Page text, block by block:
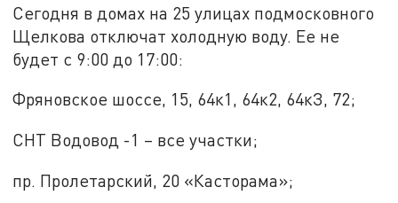
Сегодня в домах на 25 улицах подмосковного
Щелкова отключат холодную воду. Ее не
будет с 9:00 до 17:00:
Фряновское шоссе, 15, 64к1, 64к2, 64кЗ, 72;
СНТ Водовод -1 – все участки;
пр. Пролетарский, 20 «Касторама»;